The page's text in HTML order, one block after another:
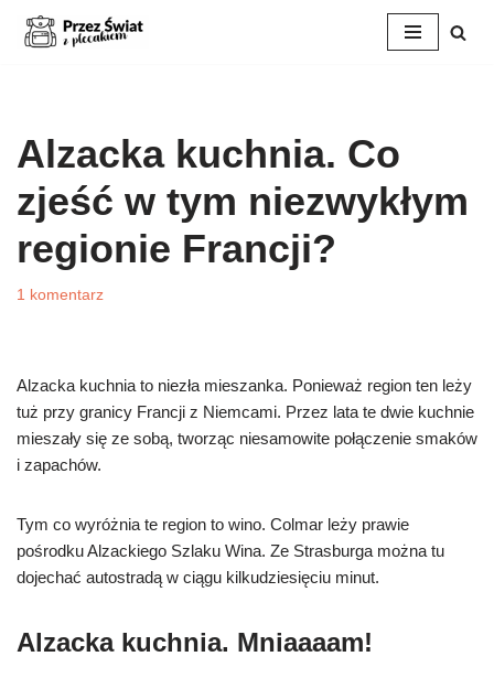
Alzacka kuchnia. Co
zjeść w tym niezwykłym
regionie Francji?
1 komentarz
Alzacka kuchnia to niezła mieszanka. Ponieważ region ten leży
tuż przy granicy Francji z Niemcami. Przez lata te dwie kuchnie
mieszały się ze sobą, tworząc niesamowite połączenie smaków
i zapachów.
Tym co wyróżnia te region to wino. Colmar leży prawie
pośrodku Alzackiego Szlaku Wina. Ze Strasburga można tu
dojechać autostradą w ciągu kilkudziesięciu minut.
Alzacka kuchnia. Mniaaaam!